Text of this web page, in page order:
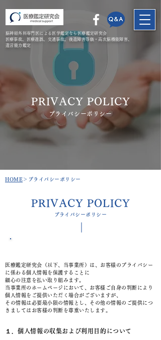
脳神経外科専門医による医学鑑定なら医療鑑定研究会
​医療事故、医療過誤、交通事故、後遺障害等級・高次脳機能障害、
遺言能力鑑定
PRIVACY POLICY​
​プライバシーポリシー
​HOME ＞プライバシーポリシー
PRIVACY POLICY
​プライバシーポリシー
医療鑑定研究会（以下、当事業所）は、お客様のプライバシー
に係わる個人情報を保護することに
細心の注意を払い取り組みます。
当事業所のホームページにおいて、お客様ご自身の判断により
個人情報をご提供いただく場合がございますが、
その情報は必要最小限の情報とし、その他の情報のご提供につ
きましてはお客様の判断を尊重いたします。
１．個人情報の収集および利用目的について